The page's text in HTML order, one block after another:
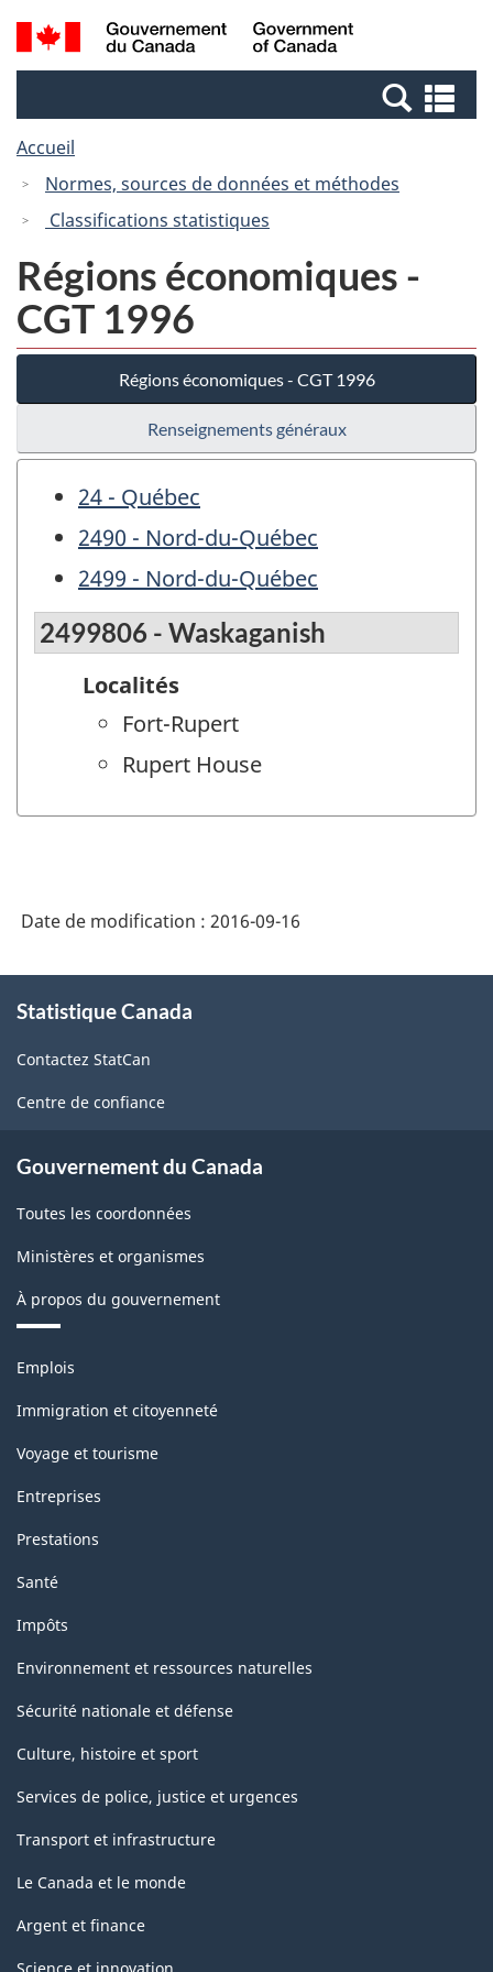
Passer
au
Passer
à
Canada
Recherche
et
et
Accueil
Normes, sources de données et méthodes
Classifications statistiques
Régions économiques -
CGT 1996
Régions économiques - CGT 1996
Renseignements généraux
24 - Québec
2490 - Nord-du-Québec
2499 - Nord-du-Québec
2499806 - Waskaganish
Localités
Fort-Rupert
Rupert House
Date de modification : 2016-09-16
propos
ce
site
Statistique Canada
Contactez StatCan
Centre de confiance
Gouvernement du Canada
Toutes les coordonnées
Ministères et organismes
À propos du gouvernement
Thèmes
sujets
Emplois
Immigration et citoyenneté
Voyage et tourisme
Entreprises
Prestations
Santé
Impôts
Environnement et ressources naturelles
Sécurité nationale et défense
Culture, histoire et sport
Services de police, justice et urgences
Transport et infrastructure
Le Canada et le monde
Argent et finance